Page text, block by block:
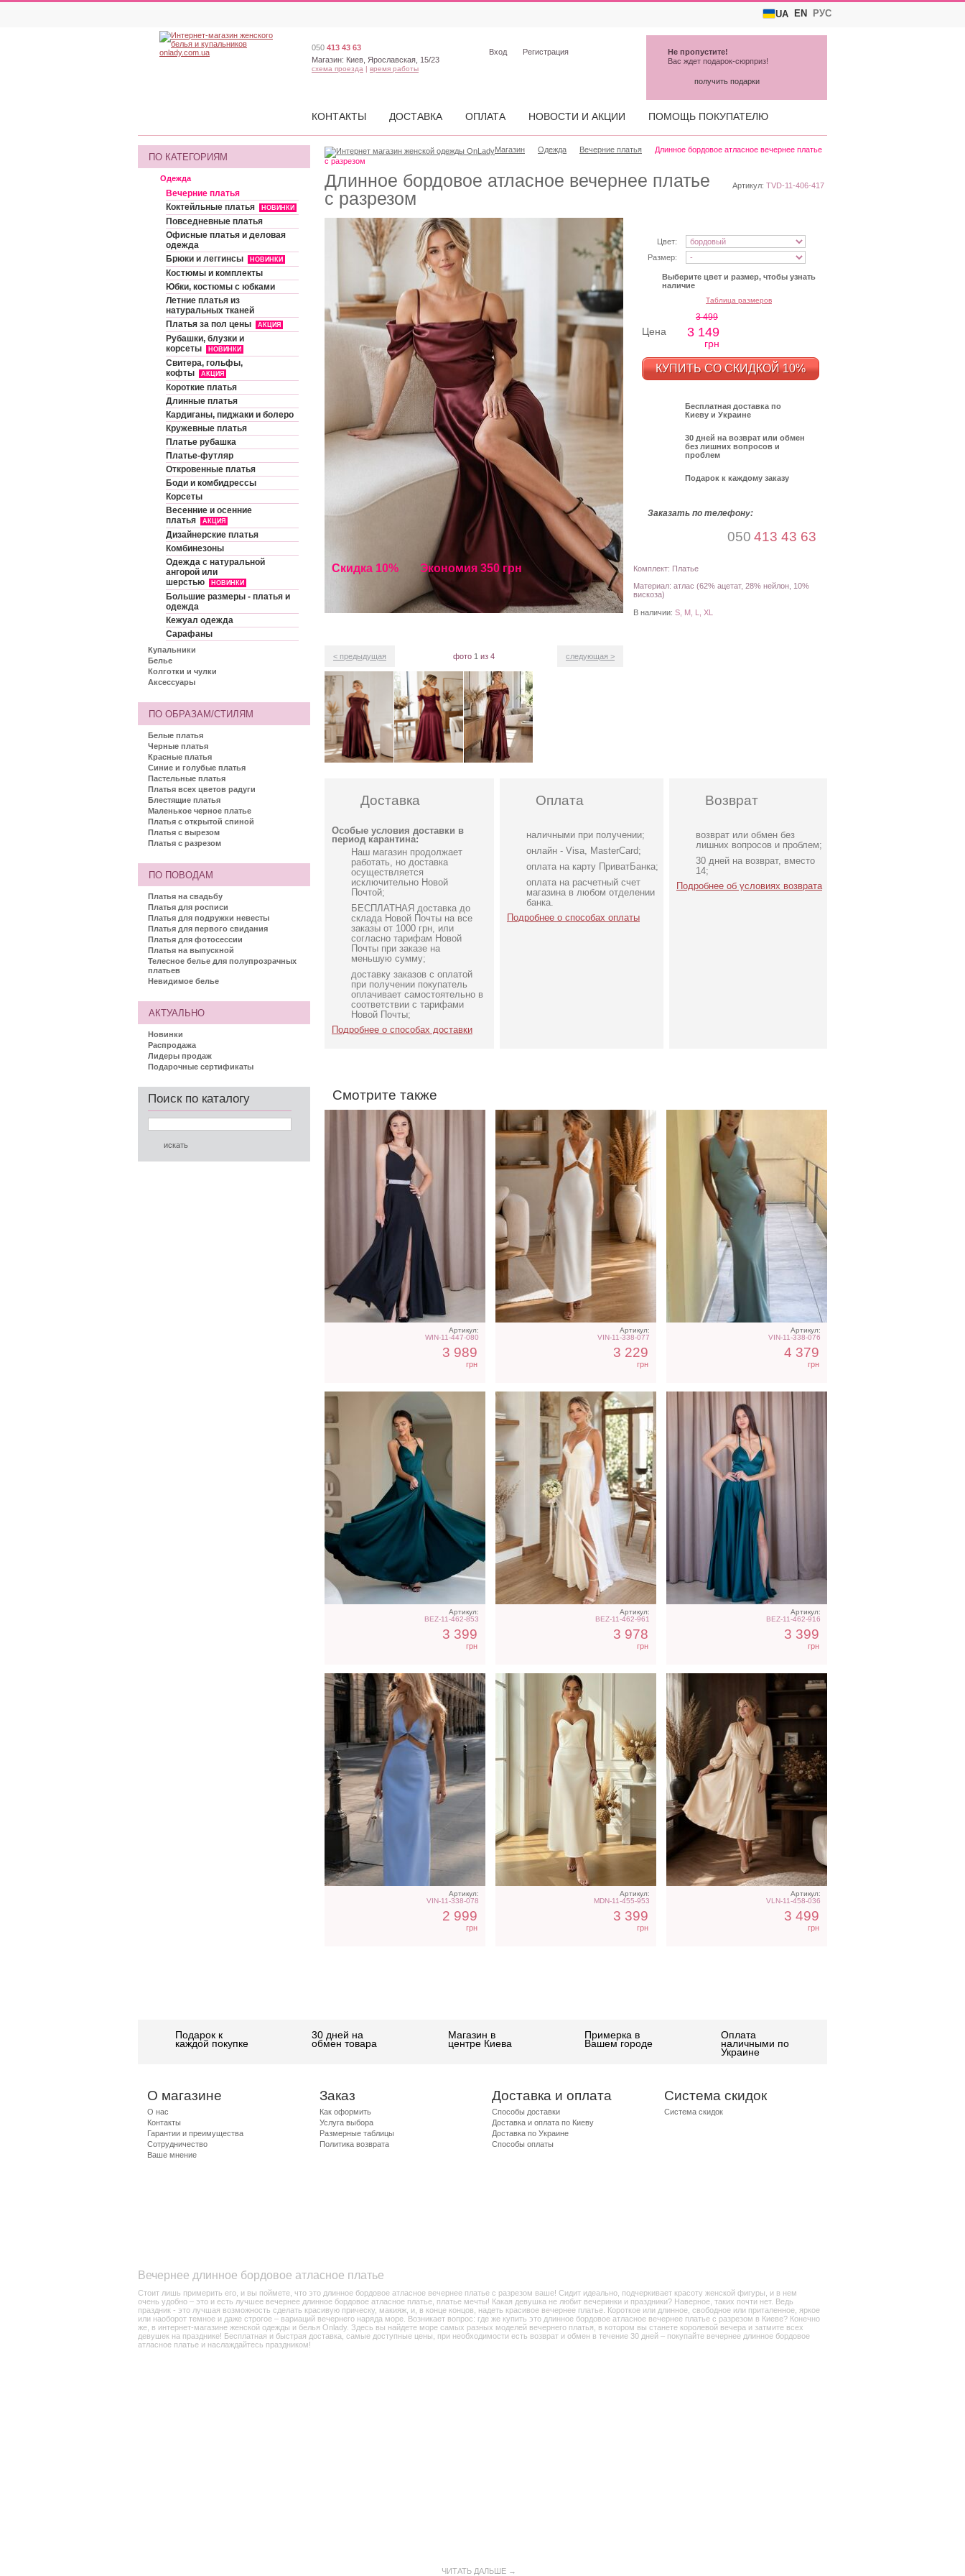
UA EN РУС
Вечернее длинное бордовое атласное платье
Стоит лишь примерить его, и вы поймете, что это длинное бордовое атласное вечернее платье с разрезом ваше! Сидит идеально, подчеркивает красоту женской фигуры, и в нем
очень удобно – это и есть лучшее вечернее длинное бордовое атласное платье, платье мечты! Какая девушка не любит вечеринки и праздники? Наверное, таких почти нет. Ведь
праздник - это лучшая возможность сделать красивую прическу, макияж, и, в конце концов, надеть красивое вечернее платье. Короткое или длинное, свободное или приталенное, яркое
или наоборот темное и даже строгое – вариаций вечернего наряда море. Возникает вопрос: где же купить это длинное бордовое атласное вечернее платье с разрезом в Киеве? Конечно
же, в интернет-магазине женской одежды и белья Onlady. Здесь вы найдете море самых разных моделей вечернего платья, в котором вы станете королевой вечера и затмите всех
девушек на празднике! Бесплатная и быстрая доставка, самые доступные цены, при необходимости есть возврат и обмен в течение 30 дней – покупайте вечернее длинное бордовое
атласное платье и наслаждайтесь праздником!
ЧИТАТЬ ДАЛЬШЕ →
Длинное бордовое атласное вечернее платье
с разрезом
Артикул: TVD-11-406-417
Скидка 10% Экономия 350 грн
Цвет:
Размер:
Выберите цвет и размер, чтобы узнать
наличие
Таблица размеров
Цена
3 499
3 149
грн
КУПИТЬ СО СКИДКОЙ 10%
Бесплатная доставка по
Киеву и Украине
30 дней на возврат или обмен
без лишних вопросов и
проблем
Подарок к каждому заказу
Заказать по телефону:
050 413 43 63
Комплект: Платье
Материал: атлас (62% ацетат, 28% нейлон, 10%
вискоза)
В наличии: S, M, L, XL
< предыдущая фото 1 из 4 следующая >
Доставка
Особые условия доставки в
период карантина:
Наш магазин продолжает
работать, но доставка
осуществляется
исключительно Новой
Почтой;
БЕСПЛАТНАЯ доставка до
склада Новой Почты на все
заказы от 1000 грн, или
согласно тарифам Новой
Почты при заказе на
меньшую сумму;
доставку заказов с оплатой
при получении покупатель
оплачивает самостоятельно в
соответствии с тарифами
Новой Почты;
Подробнее о способах доставки
Оплата
наличными при получении;
онлайн - Visa, MasterCard;
оплата на карту ПриватБанка;
оплата на расчетный счет
магазина в любом отделении
банка.
Подробнее о способах оплаты
Возврат
возврат или обмен без
лишних вопросов и проблем;
30 дней на возврат, вместо
14;
Подробнее об условиях возврата
Смотрите также
Вечернее черное платье в
пол
Артикул:
WIN-11-447-080
3 989
грн
Артикул:
VIN-11-338-077
3 229
грн
Артикул:
VIN-11-338-076
4 379
грн
Изумрудное вечернее
платье макси с разрезом
по ножке
Артикул:
BEZ-11-462-853
3 399
грн
Легкоэ белое нарядное
длинное платье макси
Артикул:
BEZ-11-462-961
3 978
грн
Нарядное атласное
платье изумрудного цвета
с разрезом
Артикул:
BEZ-11-462-916
3 399
грн
Нарядное голубое
шелковое платье с
открытой спиной
Артикул:
VIN-11-338-078
2 999
грн
Длинное белое платье с
корсетом
Артикул:
MDN-11-455-953
3 399
грн
Нарядное платье на запах
с рукавом 3/4 бежевого
цвета
Артикул:
VLN-11-458-036
3 499
грн
Магазин Одежда Вечерние платья
Длинное бордовое атласное вечернее платье
с разрезом
ПО КАТЕГОРИЯМ
Одежда
Вечерние платья
Коктейльные платья
НОВИНКИ
Повседневные платья
Офисные платья и деловая
одежда
Брюки и леггинсы
НОВИНКИ
Костюмы и комплекты
Юбки, костюмы с юбками
Летние платья из
натуральных тканей
Платья за пол цены
АКЦИЯ
Рубашки, блузки и
корсеты
НОВИНКИ
Свитера, гольфы,
кофты
АКЦИЯ
Короткие платья
Длинные платья
Кардиганы, пиджаки и болеро
Кружевные платья
Платье рубашка
Платье-футляр
Откровенные платья
Боди и комбидрессы
Корсеты
Весенние и осенние
платья
АКЦИЯ
Дизайнерские платья
Комбинезоны
Одежда с натуральной
ангорой или
шерстью
НОВИНКИ
Большие размеры - платья и
одежда
Кежуал одежда
Сарафаны
Купальники
Белье
Колготки и чулки
Аксессуары
ПО ОБРАЗАМ/СТИЛЯМ
Белые платья
Черные платья
Красные платья
Синие и голубые платья
Пастельные платья
Платья всех цветов радуги
Блестящие платья
Маленькое черное платье
Платья с открытой спиной
Платья с вырезом
Платья с разрезом
ПО ПОВОДАМ
Платья на свадьбу
Платья для росписи
Платья для подружки невесты
Платья для первого свидания
Платья для фотосессии
Платья на выпускной
Телесное белье для полупрозрачных
платьев
Невидимое белье
АКТУАЛЬНО
Новинки
Распродажа
Лидеры продаж
Подарочные сертификаты
Поиск по каталогу
050 413 43 63
Магазин: Киев, Ярославская, 15/23
схема проезда | время работы
Вход Регистрация
КОНТАКТЫ ДОСТАВКА ОПЛАТА НОВОСТИ И АКЦИИ ПОМОЩЬ ПОКУПАТЕЛЮ
Не пропустите!
Вас ждет подарок-сюрприз!
получить подарки
Подарок к
каждой покупке
30 дней на
обмен товара
Магазин в
центре Киева
Примерка в
Вашем городе
Оплата
наличными по
Украине
О магазине
О нас
Контакты
Гарантии и преимущества
Сотрудничество
Ваше мнение
Заказ
Как оформить
Услуга выбора
Размерные таблицы
Политика возврата
Доставка и оплата
Способы доставки
Доставка и оплата по Киеву
Доставка по Украине
Способы оплаты
Система скидок
Система скидок